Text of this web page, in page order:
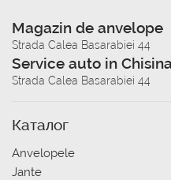
Magazin de anvelope
Strada Calea Basarabiei 44
Service auto in
Strada Calea Basarabiei 44
Каталог
Anvelopele
Jante